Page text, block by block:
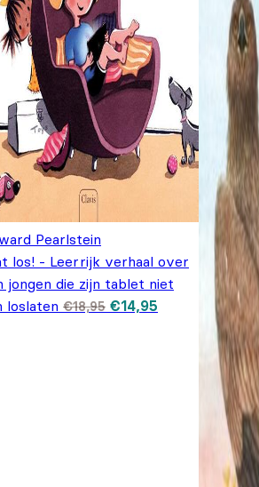
Pearlstein
los! - Leerrijk verhaal over
jongen die zijn tablet niet
loslaten €18,95 Oorspronkelijke
prijs was:
€14,95
prijs is: